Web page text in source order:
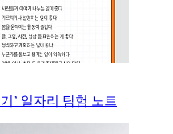
’ 일자리 탐험 노트